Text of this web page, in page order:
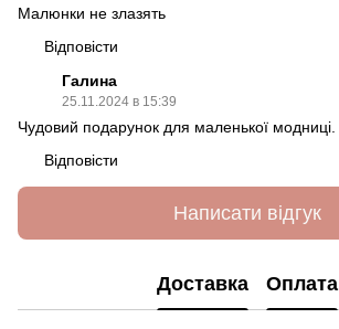
Малюнки не злазять
Відповісти
Галина
25.11.2024 в 15:39
Чудовий подарунок для маленької модниці.
Відповісти
Написати відгук
Доставка Оплата